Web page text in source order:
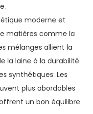
moderne et
matières comme la
mélanges allient la
la laine à la durabilité
synthétiques. Les
plus abordables
un bon équilibre